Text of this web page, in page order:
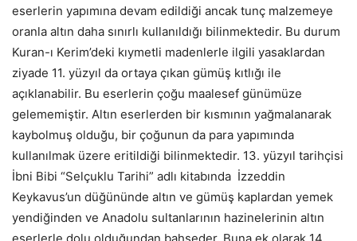
eserlerin yapımına devam edildiği ancak tunç malzemeye
oranla altın daha sınırlı kullanıldığı bilinmektedir. Bu durum
Kuran-ı Kerim’deki kıymetli madenlerle ilgili yasaklardan
ziyade 11. yüzyıl da ortaya çıkan gümüş kıtlığı ile
açıklanabilir. Bu eserlerin çoğu maalesef günümüze
gelememiştir. Altın eserlerden bir kısmının yağmalanarak
kaybolmuş olduğu, bir çoğunun da para yapımında
kullanılmak üzere eritildiği bilinmektedir. 13. yüzyıl tarihçisi
İbni Bibi “Selçuklu Tarihi” adlı kitabında İzzeddin
Keykavus’un düğününde altın ve gümüş kaplardan yemek
yendiğinden ve Anadolu sultanlarının hazinelerinin altın